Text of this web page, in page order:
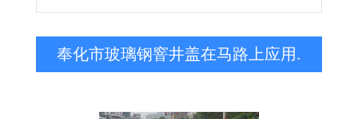
奉化市玻璃钢窨井盖在马路上应用.